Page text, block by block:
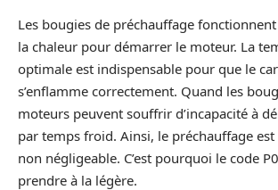
Les bougies de préchauffage
la chaleur pour démarrer le moteur. La
optimale est indispensable pour que le
s’enflamme correctement. Quand les
moteurs peuvent souffrir d’incapacité à
par temps froid. Ainsi, le préchauffage
non négligeable. C’est pourquoi le code
prendre à la légère.